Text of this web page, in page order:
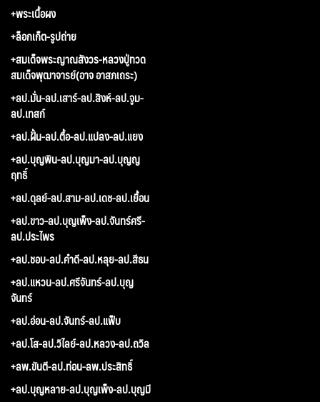
+พระเนื้อผง
+ล็อกเก็ต-รูปถ่าย
+สมเด็จพระญาณสังวร-หลวงปู่ทวด
สมเด็จพุฒาจารย์(อาจ อาสภเถระ)
+ลป.มั่น-ลป.เสาร์-ลป.สิงห์-ลป.จูม-
ลป.เทสก์
+ลป.ฝั้น-ลป.ตื้อ-ลป.แปลง-ลป.แยง
+ลป.บุญพิน-ลป.บุญมา-ลป.บุญญ
ฤทธิ์
+ลป.ดุลย์-ลป.สาม-ลป.เดช-ลป.เยื้อน
+ลป.ขาว-ลป.บุญเพ็ง-ลป.จันทร์ศรี-
ลป.ประไพร
+ลป.ชอบ-ลป.คำดี-ลป.หลุย-ลป.สีธน
+ลป.แหวน-ลป.ศรีจันทร์-ลป.บุญ
จันทร์
+ลป.อ่อน-ลป.จันทร์-ลป.แฟ็บ
+ลป.โส-ลป.วิไลย์-ลป.หลวง-ลป.ถวิล
+ลพ.ขันตี-ลป.ท่อน-ลพ.ประสิทธิ์
+ลป.บุญหลาย-ลป.บุญเพ็ง-ลป.บุญมี